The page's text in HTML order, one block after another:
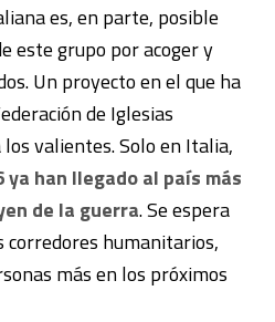
es, en parte, posible
este grupo por acoger y
Un proyecto en el que ha
de Iglesias
valientes. Solo en Italia,
ya han llegado al país más
de la guerra. Se espera
corredores humanitarios,
más en los próximos